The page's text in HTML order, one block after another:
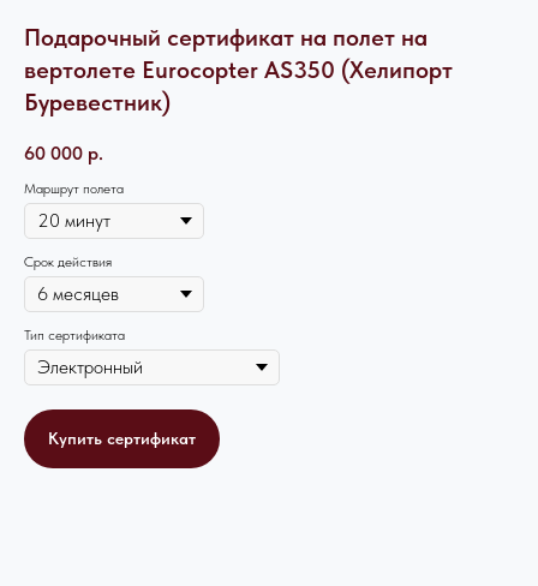
Подарочный сертификат на полет на
вертолете Eurocopter AS350 (Хелипорт
Буревестник)
60 000 р.
Маршрут полета
Срок действия
Тип сертификата
Купить сертификат